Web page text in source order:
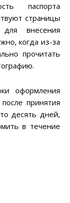
паспорта
страницы
внесения
когда из-за
прочитать
оформления
принятия
десять дней,
в течение